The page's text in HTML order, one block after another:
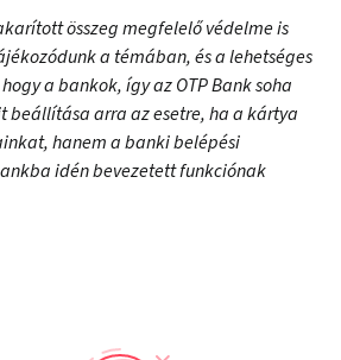
összeg megfelelő védelme is
a témában, és a lehetséges
a bankok, így az OTP Bank soha
arra az esetre, ha a kártya
hanem a banki belépési
idén bevezetett funkciónak